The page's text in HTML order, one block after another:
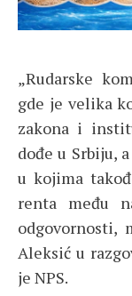
„Rudarske
gde je velika
zakona i
dođe u Srbiju,
u kojima
renta među
odgovornosti,
Aleksić u
je NPS.